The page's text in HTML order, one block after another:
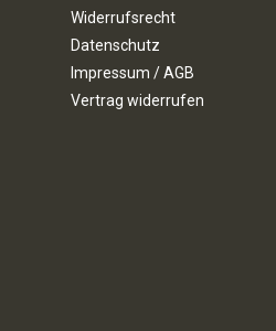
Widerrufsrecht
Datenschutz
Impressum / AGB
Vertrag widerrufen